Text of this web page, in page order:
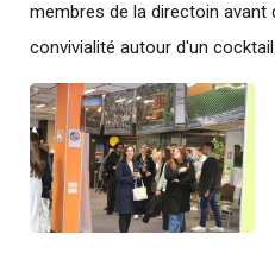
membres de la directoin avant
convivialité autour d'un cocktail.